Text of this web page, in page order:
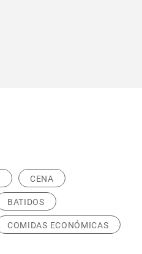
CENA
BATIDOS
COMIDAS ECONÓMICAS